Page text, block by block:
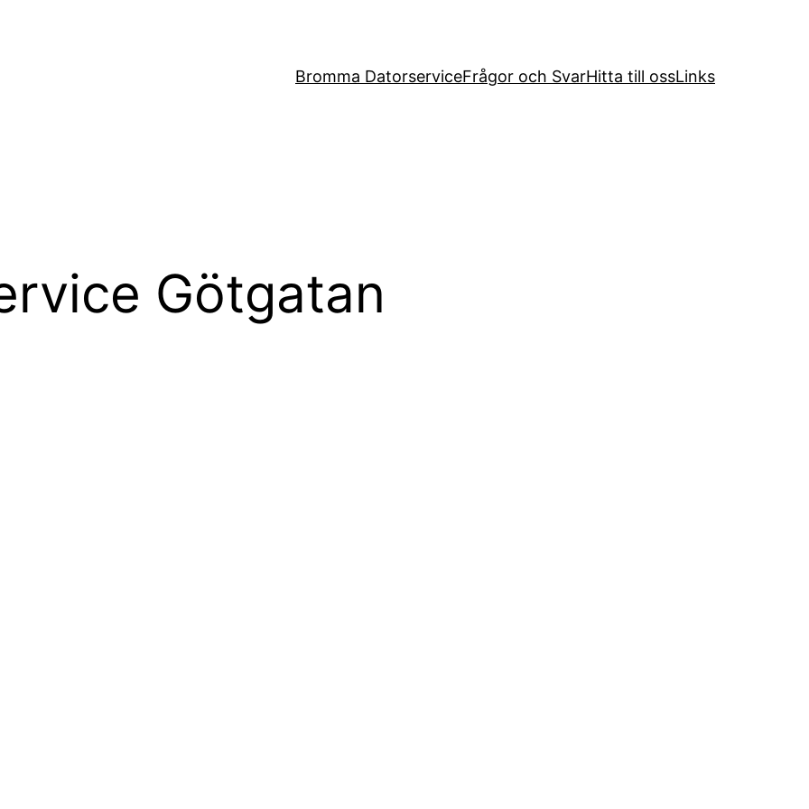
Bromma DatorserviceFrågor och SvarHitta till ossLinks
Götgatan